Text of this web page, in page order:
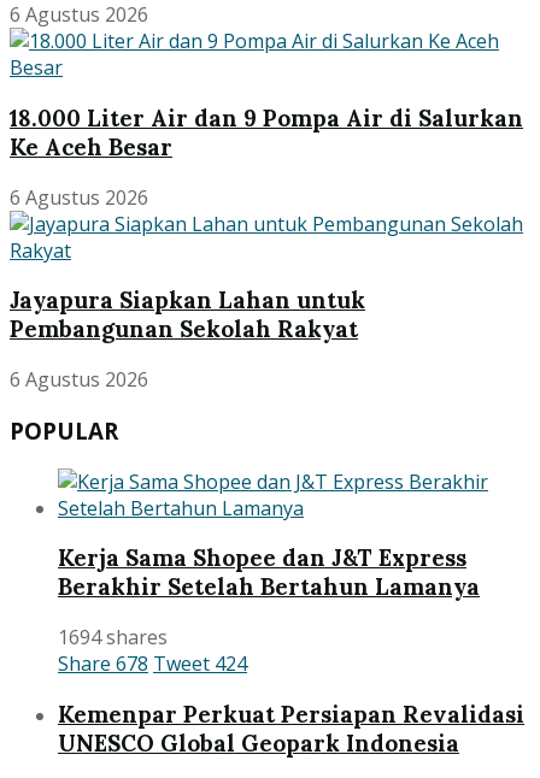
6 Agustus 2026
18.000 Liter Air dan 9 Pompa Air di Salurkan
Ke Aceh Besar
6 Agustus 2026
Jayapura Siapkan Lahan untuk
Pembangunan Sekolah Rakyat
6 Agustus 2026
POPULAR
Kerja Sama Shopee dan J&T Express
Berakhir Setelah Bertahun Lamanya
1694 shares
Share 678 Tweet 424
Kemenpar Perkuat Persiapan Revalidasi
UNESCO Global Geopark Indonesia